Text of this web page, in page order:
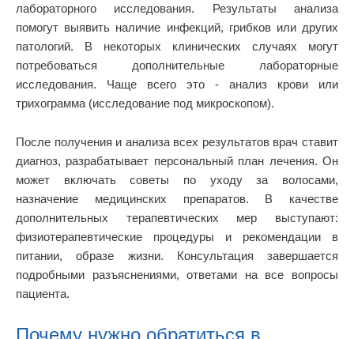
лабораторного исследования. Результаты анализа
помогут выявить наличие инфекций, грибков или других
патологий. В некоторых клинических случаях могут
потребоваться дополнительные лабораторные
исследования. Чаще всего это - анализ крови или
трихограмма (исследование под микроскопом).
После получения и анализа всех результатов врач ставит
диагноз, разрабатывает персональный план лечения. Он
может включать советы по уходу за волосами,
назначение медицинских препаратов. В качестве
дополнительных терапевтических мер выступают:
физиотерапевтические процедуры и рекомендации в
питании, образе жизни. Консультация завершается
подробными разъяснениями, ответами на все вопросы
пациента.
Почему нужно обратиться в